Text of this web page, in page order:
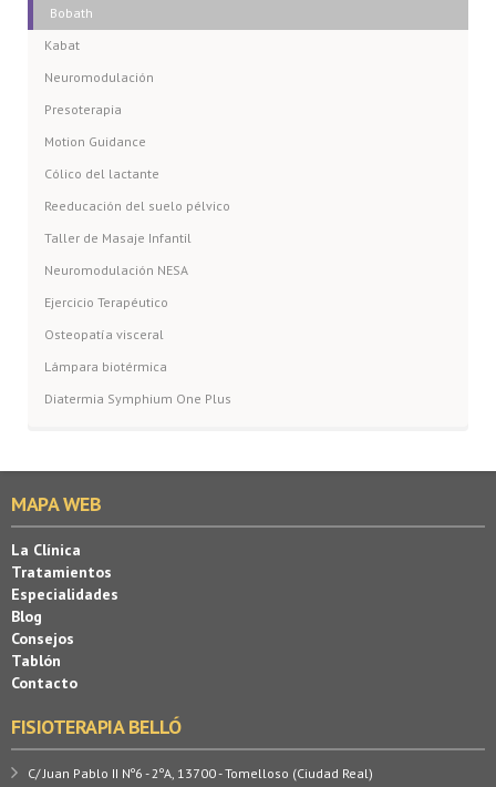
Bobath
Kabat
Neuromodulación
Presoterapia
Motion Guidance
Cólico del lactante
Reeducación del suelo pélvico
Taller de Masaje Infantil
Neuromodulación NESA
Ejercicio Terapéutico
Osteopatía visceral
Lámpara biotérmica
Diatermia Symphium One Plus
MAPA WEB
La Clínica
Tratamientos
Especialidades
Blog
Consejos
Tablón
Contacto
FISIOTERAPIA BELLÓ
C/ Juan Pablo II Nº6 - 2ºA, 13700 - Tomelloso (Ciudad Real)